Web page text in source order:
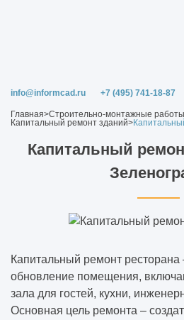
info@informcad.ru +7 (495) 741-18-87
Главная>Строительно-монтажные работы
Капитальный ремонт зданий>
Капитальный
Капитальный ремонт ресторана
обновление помещения,
зала для гостей, кухни,
Основная цель ремонта –